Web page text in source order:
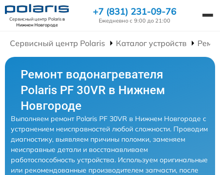
Сервисный центр Polarisв
Нижнем Новгороде
+7 (831) 231-09-76
Ежедневно с 9:00 до 21:00
Сервисный центр Polaris Каталог устройств
Ремонт водонагревателя
Polaris PF 30VR в Нижнем
Новгороде
Выполняем ремонт Polaris PF 30VR в Нижнем Новгороде с
устранением неисправностей любой сложности. Проводим
диагностику, выявляем причины поломки, заменяем
неисправные детали и восстанавливаем
работоспособность устройства. Используем оригинальные
или рекомендованные производителем запчасти, после